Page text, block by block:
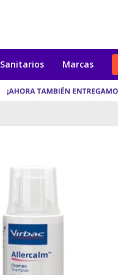
Sanitarios Marcas